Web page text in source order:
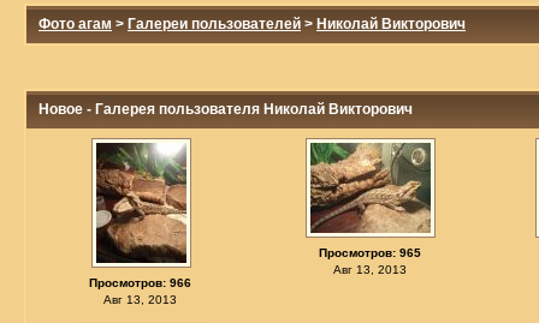
Фото агам > Галереи пользователей > Николай Викторович
Новое - Галерея пользователя Николай Викторович
Просмотров: 966
Авг 13, 2013
Просмотров: 965
Авг 13, 2013